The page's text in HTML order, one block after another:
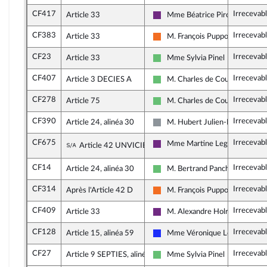
CF417 Article 33
La République en Marche
Mme Béatrice Piron
CF383 Article 33
Mouvement Démocrate
M. François Pupponi
CF23 Article 33
Libertés et Territoires
Mme Sylvia Pinel
CF407 Article 3 DECIES A
Libertés et Territoires
M. Charles de Courson
CF278 Article 75
Libertés et Territoires
M. Charles de Courson
CF390 Article 24, alinéa 30
Non inscrit
M. Hubert Julien-Laferrière
CF675 Sous-amendement de l'amendement
Article 42 UNVICIES La République en Marche
Mme Martine Leguille-Balloy
CF14 Article 24, alinéa 30
Libertés et Territoires
M. Bertrand Pancher
CF314 Après l'Article 42 D
Mouvement Démocrate
M. François Pupponi
CF409 Article 33
La République en Marche
M. Alexandre Holroyd
CF128 Article 15, alinéa 59
Les Républicains
Mme Véronique Louwagie
CF27 Article 9 SEPTIES, alinéa 2
Libertés et Territoires
Mme Sylvia Pinel